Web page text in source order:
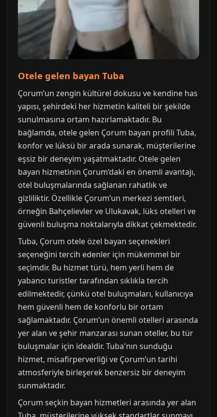
Otele gelen bayan Tuba
Çorum’un zengin kültürel dokusu ve kendine has
yapısı, şehirdeki her hizmetin kaliteli bir şekilde
sunulmasına ortam hazırlamaktadır. Bu
bağlamda, otele gelen Çorum bayan profili Tuba,
konfor ve lüksü bir arada sunarak, müşterilerine
eşsiz bir deneyim yaşatmaktadır. Otele gelen
bayan hizmetinin Çorum’daki en önemli avantajı,
otel buluşmalarında sağlanan rahatlık ve
gizliliktir. Özellikle Çorum’un merkezi semtleri,
örneğin Bahçelievler ve Ulukavak, lüks otelleri ve
güvenli buluşma noktalarıyla dikkat çekmektedir.
Tuba, Çorum otele özel bayan seçenekleri
seçeneğini tercih edenler için mükemmel bir
seçimdir. Bu hizmet türü, hem yerli hem de
yabancı turistler tarafından sıklıkla tercih
edilmektedir, çünkü otel buluşmaları, kullanıcıya
hem güvenli hem de konforlu bir ortam
sağlamaktadır. Çorum’un önemli otelleri arasında
yer alan ve şehir manzarası sunan oteller, bu tür
buluşmalar için idealdir. Tuba'nın sunduğu
hizmet, misafirperverliği ve Çorum’un tarihi
atmosferiyle birleşerek benzersiz bir deneyim
sunmaktadır.
Çorum seçkin bayan hizmetleri arasında yer alan